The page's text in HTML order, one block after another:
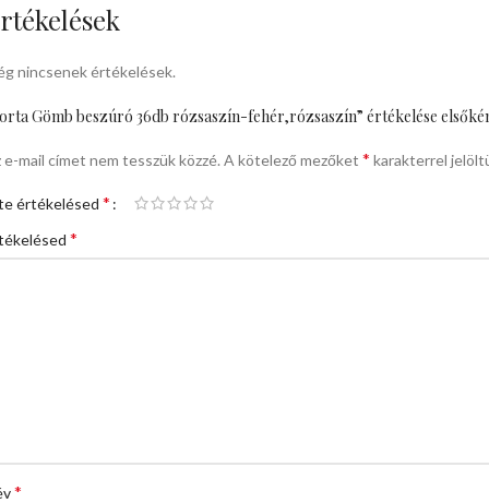
nincsenek értékelések.
Gömb beszúró 36db rózsaszín-fehér,rózsaszín” értékelése
e-mail címet nem tesszük közzé. A kötelező mezőket * karakterrel
értékelésed *
*
*